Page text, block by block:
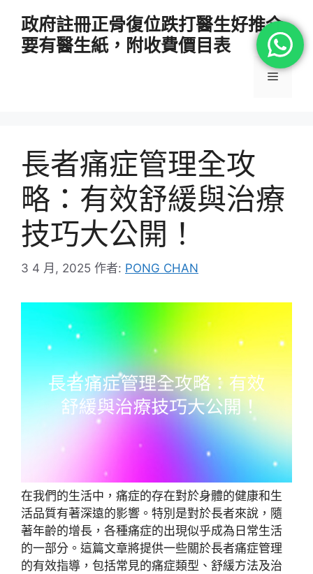
政府註冊正骨復位跌打醫生好推介
要有醫生紙，附收費價目表
選
長者痛症管理全攻
略：有效舒緩與治療
技巧大公開！
3 4 月, 2025 作者: PONG CHAN
在我們的生活中，痛症的存在對於身體的健康和生
活品質有著深遠的影響。特別是對於長者來說，隨
著年齡的增長，各種痛症的出現似乎成為日常生活
的一部分。這篇文章將提供一些關於長者痛症管理
的有效指導，包括常見的痛症類型、舒緩方法及治